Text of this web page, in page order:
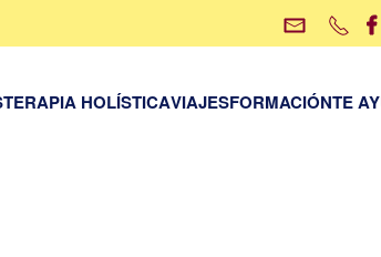
TERAPIA HOLÍSTICAVIAJESFORMACIÓNTE